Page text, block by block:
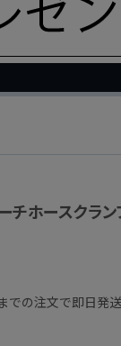
チホースクラ
での注文で即日発